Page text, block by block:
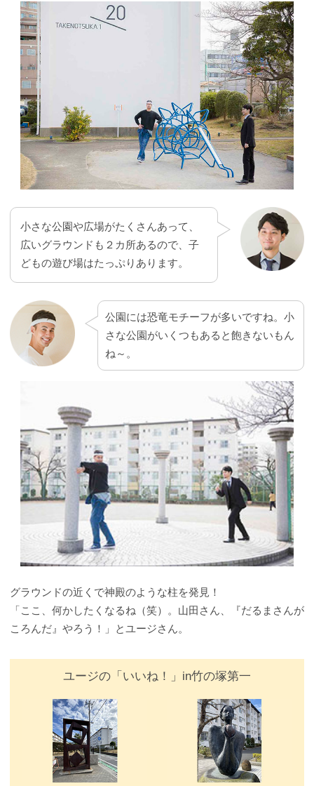
小さな公園や広場がたくさんあって、
広いグラウンドも２カ所あるので、子
どもの遊び場はたっぷりあります。
公園には恐竜モチーフが多いですね。小
さな公園がいくつもあると飽きないもん
ね～。
グラウンドの近くで神殿のような柱を発見！
「ここ、何かしたくなるね（笑）。山田さん、『だるまさんが
ころんだ』やろう！」とユージさん。
ユージの「いいね！」in竹の塚第一